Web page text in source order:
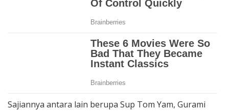
Sajiannya antara lain berupa Sup Tom Yam, Gurami